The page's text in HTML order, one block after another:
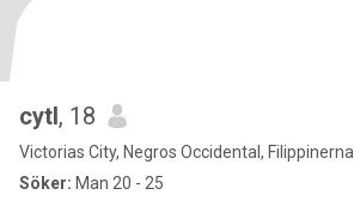
cytl, 18
Victorias City, Negros Occidental, Filippinerna
Söker: Man 20 - 25